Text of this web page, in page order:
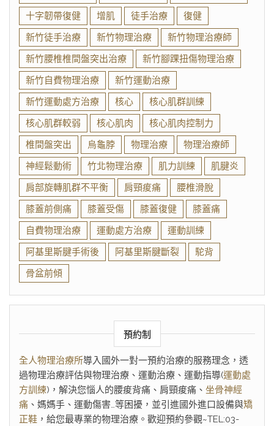
十字韌帶復健
增肌 徒手治療
復健
新竹徒手治療
新竹物理治療
新竹物理治療師
新竹腰椎椎間盤突出治療
新竹腳踝扭傷物理治療
新竹自費物理治療
新竹運動治療
新竹運動處方治療
核心
核心肌群訓練
核心肌群較弱
核心肌肉
核心肌肉控制力
椎間盤突出
烏龜脖 物理治療
物理治療師
神經鬆動術
竹北物理治療 肌力訓練
肌腱炎
肩部旋轉肌群不平衡
肩頸痠痛
腰椎滑脫
膝蓋前側痛
膝蓋受傷 膝蓋復健
膝蓋痛
自費物理治療
運動處方治療
運動訓練
阿基里斯腱手術後
阿基里斯腱斷裂
駝背
骨盆前傾
預約制
全人物理治療所導入國外一對一預約治療的服務理念，透
過物理治療評估與物理治療、運動治療、運動指導(運動處
方訓練)，解決您惱人的腰痠背痛、肩頸痠痛、 坐骨神經
痛 、媽媽手、運動傷害…等困擾，並引進國外進口設備與矯
正鞋 ，給您最專業的物理治療。歡迎預約參觀~TEL:03-